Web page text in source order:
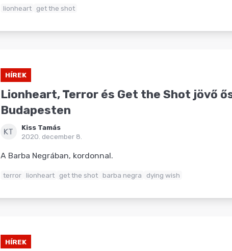
lionheart get the shot
HÍREK
Lionheart, Terror és Get the Shot jövő
Budapesten
KT
Kiss Tamás
2020. december 8.
A Barba Negrában, kordonnal.
terror lionheart get the shot barba negra dying wish
HÍREK